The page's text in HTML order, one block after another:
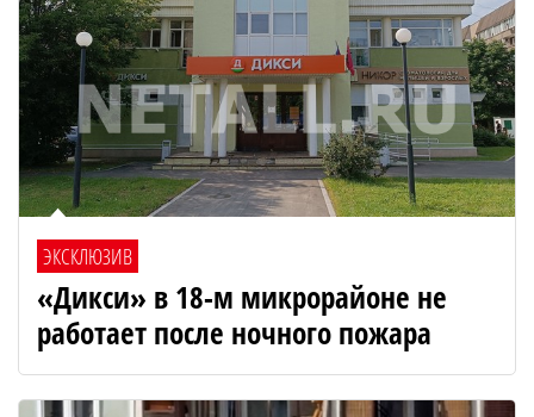
ЭКСКЛЮЗИВ
«Дикси» в 18-м микрорайоне не
работает после ночного пожара